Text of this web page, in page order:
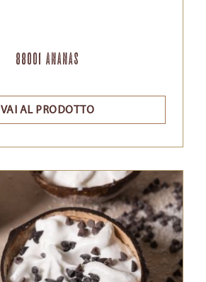
88001 Ananas
VAI AL PRODOTTO